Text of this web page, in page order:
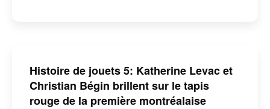
Histoire de jouets 5: Katherine Levac et
Christian Bégin brillent sur le tapis
rouge de la première montréalaise